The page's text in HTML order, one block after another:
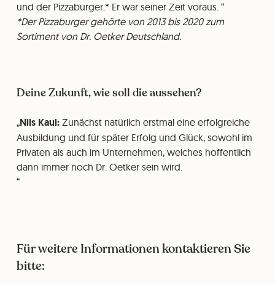
und der Pizzaburger.* Er war seiner Zeit voraus.
*Der Pizzaburger gehörte von 2013 bis 2020 zum
Sortiment von Dr. Oetker Deutschland.
Deine Zukunft, wie soll die aussehen?
Nils Kaul: Zunächst natürlich erstmal eine erfolgreiche
Ausbildung und für später Erfolg und Glück, sowohl im
Privaten als auch im Unternehmen, welches hoffentlich
dann immer noch Dr. Oetker sein wird.
Für weitere Informationen kontaktieren Sie
bitte: